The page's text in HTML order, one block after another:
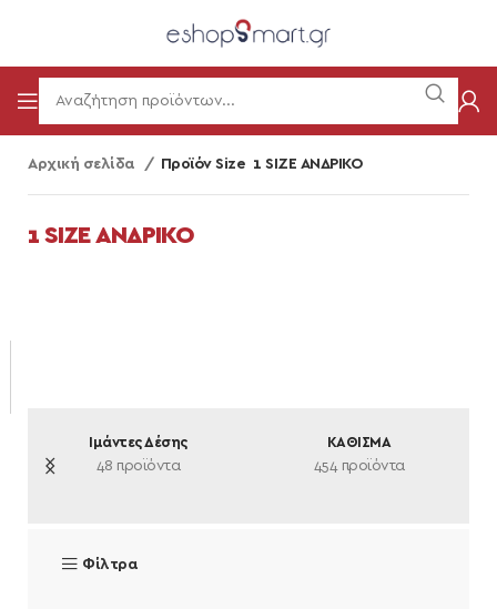
Αρχική σελίδα Προϊόν Size 1 SIZE ΑΝΔΡΙΚΟ
1 SIZE ΑΝΔΡΙΚΟ
Ιμάντες Δέσης
48 προϊόντα
ΚΑΘΙΣΜΑ
454 προϊόντα
Φίλτρα